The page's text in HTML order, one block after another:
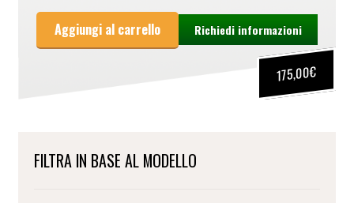
175,00€
Aggiungi al carrello Richiedi informazioni
FILTRA IN BASE AL MODELLO